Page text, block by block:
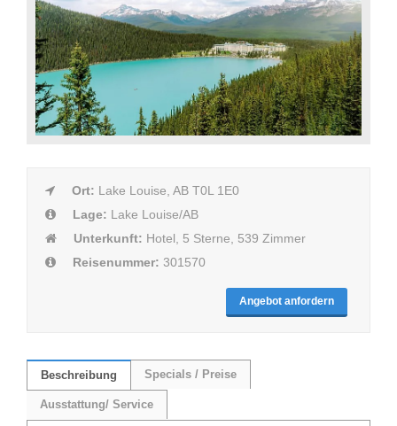
Ort: Lake Louise, AB T0L 1E0
Lage: Lake Louise/AB
Unterkunft: Hotel, 5 Sterne, 539 Zimmer
Reisenummer: 301570
Angebot anfordern
Beschreibung Specials / Preise
Ausstattung/ Service